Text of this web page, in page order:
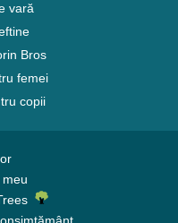
vară
Bros
femei
copii